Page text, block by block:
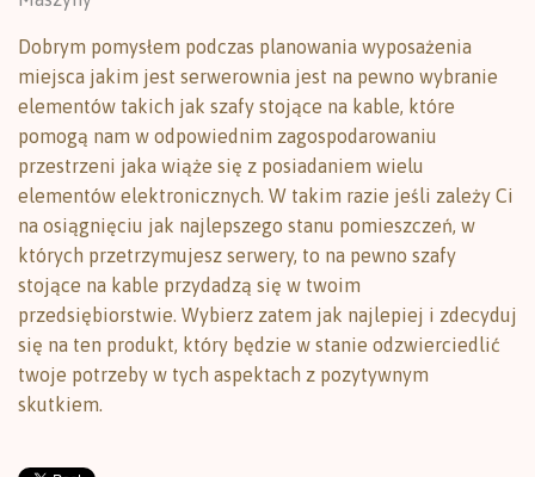
Dobrym pomysłem podczas planowania wyposażenia
miejsca jakim jest serwerownia jest na pewno wybranie
elementów takich jak szafy stojące na kable, które
pomogą nam w odpowiednim zagospodarowaniu
przestrzeni jaka wiąże się z posiadaniem wielu
elementów elektronicznych. W takim razie jeśli zależy Ci
na osiągnięciu jak najlepszego stanu pomieszczeń, w
których przetrzymujesz serwery, to na pewno szafy
stojące na kable przydadzą się w twoim
przedsiębiorstwie. Wybierz zatem jak najlepiej i zdecyduj
się na ten produkt, który będzie w stanie odzwierciedlić
twoje potrzeby w tych aspektach z pozytywnym
skutkiem.